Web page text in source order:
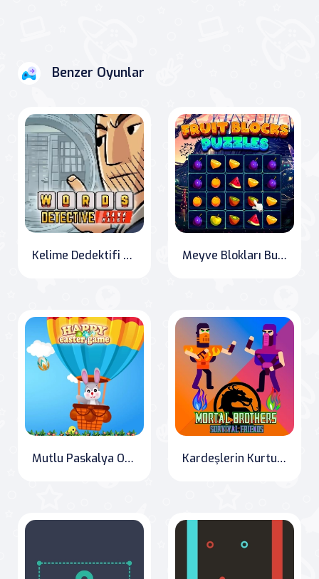
Benzer Oyunlar
Kelime Dedektifi Banka Soygunu Meyve Blokları Bulmacaları
Mutlu Paskalya Oyunu Kardeşlerin Kurtulması: Ölümlü Kardeşlerin Zorlu Macerası